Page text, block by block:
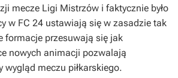
mecze Ligi Mistrzów i faktycznie było
w FC 24 ustawiają się w zasadzie tak
formacje przesuwają się jak
nowych animacji pozwalają
wygląd meczu piłkarskiego.